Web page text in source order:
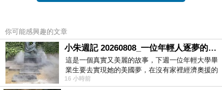
你可能感興趣的文章
小朱週記 20260808_一位年輕人逐夢的真實故事
這是一個真實又美麗的故事，下週一位年輕大學畢
業生要去實現她的美國夢，在沒有家裡經濟奧援的
情況下，靠著自我努力工作累積出國基
16 小時前